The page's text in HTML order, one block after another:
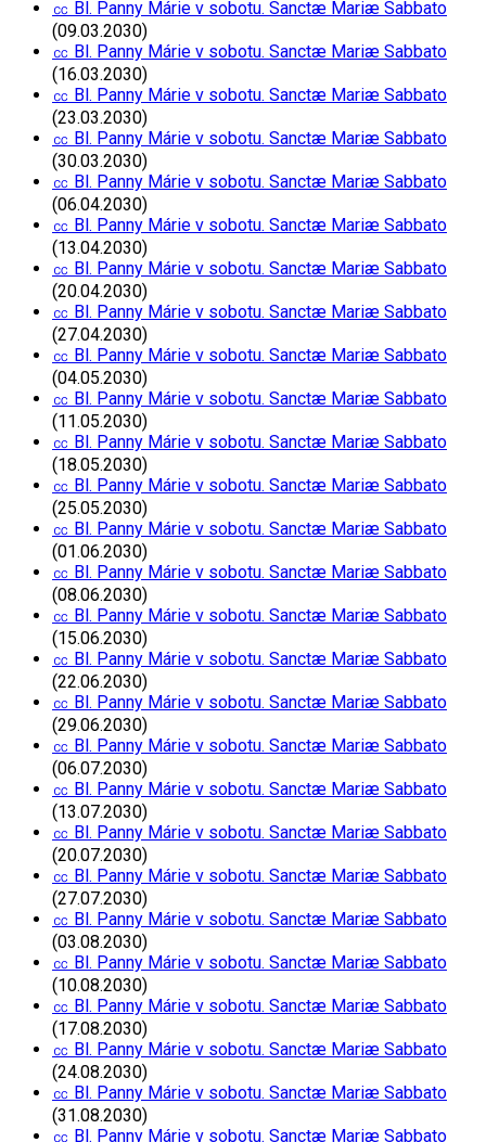
㏄ Bl. Panny Márie v sobotu. Sanctæ Mariæ Sabbato
(09.03.2030)
㏄ Bl. Panny Márie v sobotu. Sanctæ Mariæ Sabbato
(16.03.2030)
㏄ Bl. Panny Márie v sobotu. Sanctæ Mariæ Sabbato
(23.03.2030)
㏄ Bl. Panny Márie v sobotu. Sanctæ Mariæ Sabbato
(30.03.2030)
㏄ Bl. Panny Márie v sobotu. Sanctæ Mariæ Sabbato
(06.04.2030)
㏄ Bl. Panny Márie v sobotu. Sanctæ Mariæ Sabbato
(13.04.2030)
㏄ Bl. Panny Márie v sobotu. Sanctæ Mariæ Sabbato
(20.04.2030)
㏄ Bl. Panny Márie v sobotu. Sanctæ Mariæ Sabbato
(27.04.2030)
㏄ Bl. Panny Márie v sobotu. Sanctæ Mariæ Sabbato
(04.05.2030)
㏄ Bl. Panny Márie v sobotu. Sanctæ Mariæ Sabbato
(11.05.2030)
㏄ Bl. Panny Márie v sobotu. Sanctæ Mariæ Sabbato
(18.05.2030)
㏄ Bl. Panny Márie v sobotu. Sanctæ Mariæ Sabbato
(25.05.2030)
㏄ Bl. Panny Márie v sobotu. Sanctæ Mariæ Sabbato
(01.06.2030)
㏄ Bl. Panny Márie v sobotu. Sanctæ Mariæ Sabbato
(08.06.2030)
㏄ Bl. Panny Márie v sobotu. Sanctæ Mariæ Sabbato
(15.06.2030)
㏄ Bl. Panny Márie v sobotu. Sanctæ Mariæ Sabbato
(22.06.2030)
㏄ Bl. Panny Márie v sobotu. Sanctæ Mariæ Sabbato
(29.06.2030)
㏄ Bl. Panny Márie v sobotu. Sanctæ Mariæ Sabbato
(06.07.2030)
㏄ Bl. Panny Márie v sobotu. Sanctæ Mariæ Sabbato
(13.07.2030)
㏄ Bl. Panny Márie v sobotu. Sanctæ Mariæ Sabbato
(20.07.2030)
㏄ Bl. Panny Márie v sobotu. Sanctæ Mariæ Sabbato
(27.07.2030)
㏄ Bl. Panny Márie v sobotu. Sanctæ Mariæ Sabbato
(03.08.2030)
㏄ Bl. Panny Márie v sobotu. Sanctæ Mariæ Sabbato
(10.08.2030)
㏄ Bl. Panny Márie v sobotu. Sanctæ Mariæ Sabbato
(17.08.2030)
㏄ Bl. Panny Márie v sobotu. Sanctæ Mariæ Sabbato
(24.08.2030)
㏄ Bl. Panny Márie v sobotu. Sanctæ Mariæ Sabbato
(31.08.2030)
㏄ Bl. Panny Márie v sobotu. Sanctæ Mariæ Sabbato